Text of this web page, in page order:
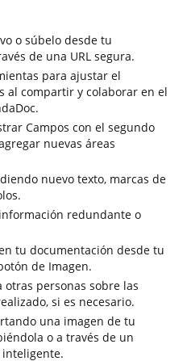
o súbelo desde tu
de una URL segura.
para ajustar el
al compartir y colaborar en el
Campos con el segundo
nuevas áreas
nuevo texto, marcas de
redundante o
tu documentación desde tu
de Imagen.
personas sobre las
si es necesario.
una imagen de tu
o a través de un
inteligente.